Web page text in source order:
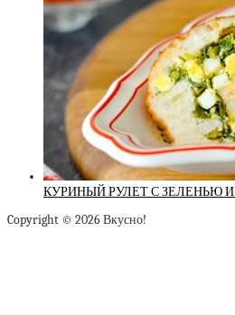
КУРИНЫЙ РУЛЕТ С ЗЕЛЕНЬЮ
Copyright © 2026 Вкусно!